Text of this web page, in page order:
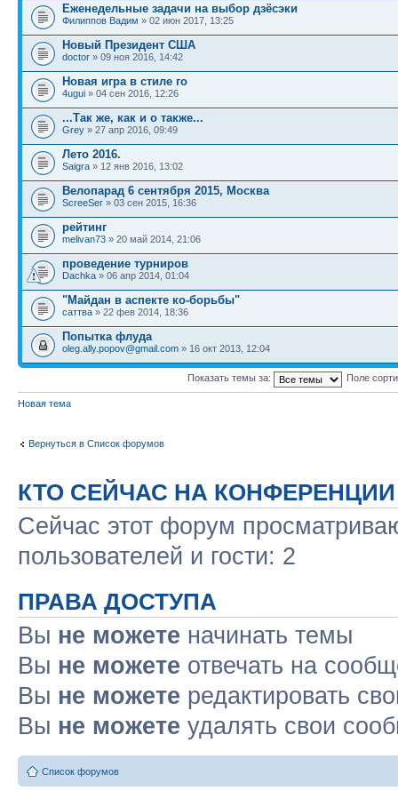
Еженедельные задачи на выбор дзёсэки
Филиппов Вадим » 02 июн 2017, 13:25
Новый Президент США
doctor » 09 ноя 2016, 14:42
Новая игра в стиле го
4ugui » 04 сен 2016, 12:26
...Так же, как и о также...
Grey » 27 апр 2016, 09:49
Лето 2016.
Saigra » 12 янв 2016, 13:02
Велопарад 6 сентября 2015, Москва
ScreeSer » 03 сен 2015, 16:36
рейтинг
melivan73 » 20 май 2014, 21:06
проведение турниров
Dachka » 06 апр 2014, 01:04
"Майдан в аспекте ко-борьбы"
саттва » 22 фев 2014, 18:36
Попытка флуда
oleg.ally.popov@gmail.com » 16 окт 2013, 12:04
Показать темы за: Поле
Новая тема
Вернуться в Список форумов
КТО СЕЙЧАС НА КОНФЕРЕНЦИИ
Сейчас этот форум
пользователей и гости: 2
ПРАВА ДОСТУПА
Вы не можете начинать темы
Вы не можете отвечать на
Вы не можете редактировать
Вы не можете удалять свои
Список форумов